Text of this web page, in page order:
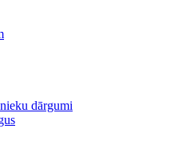
dārgumi